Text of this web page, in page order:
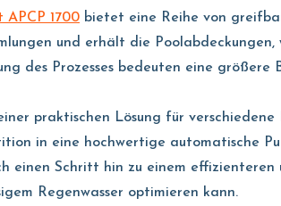
1700 bietet eine Reihe von
und erhält die
des Prozesses bedeuten eine
praktischen Lösung für
in eine hochwertige automatische
einen Schritt hin zu einem
Regenwasser optimieren kann.